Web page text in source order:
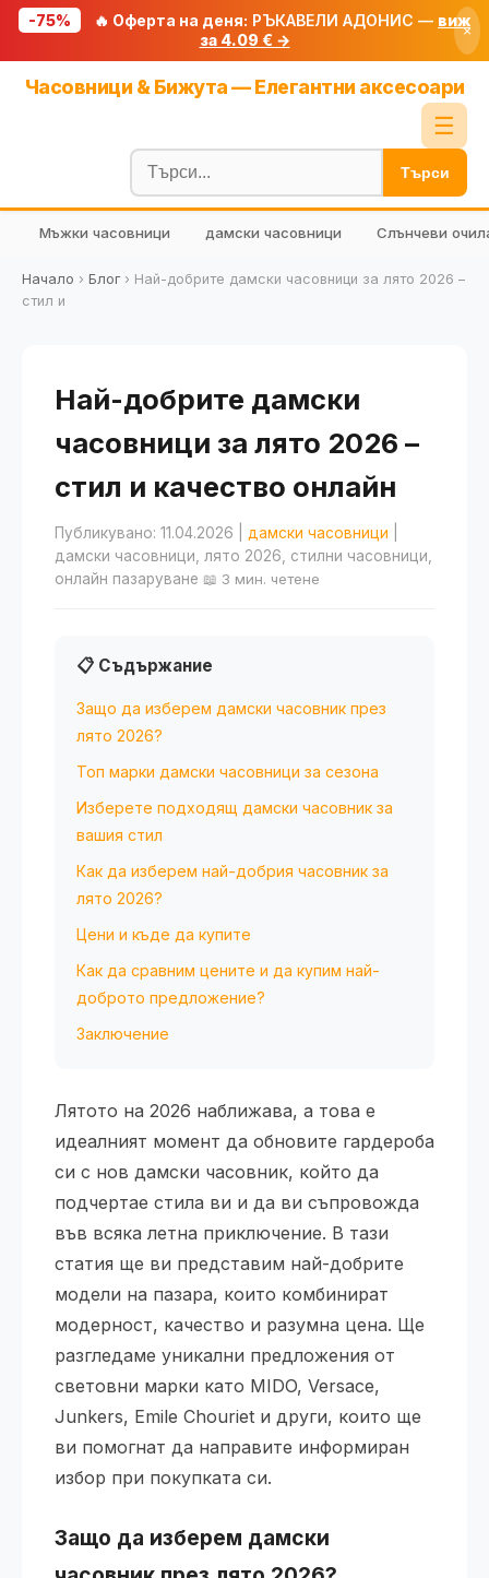
-75% 🔥 Оферта на деня: РЪКАВЕЛИ АДОНИС — виж
за 4.09 € →
×
Часовници & Бижута — Елегантни аксесоари
☰
Блог
🧮 Калкулатори
🔍 Намери продукт
🎁 Подарък
Търси
Мъжки часовници дамски часовници Слънчеви
Начало › Блог› Най-добрите дамски часовници за лято 2026 –
стил и
Най-добрите дамски
часовници за лято 2026 –
стил и качество онлайн
Публикувано: 11.04.2026 дамски часовници
дамски часовници, лято 2026, стилни часовници,
онлайн пазаруване 📖 3 мин. четене
📋 Съдържание
Защо да изберем дамски часовник през
лято 2026?
Топ марки дамски часовници за сезона
Изберете подходящ дамски часовник за
вашия стил
Как да изберем най-добрия часовник за
лято 2026?
Цени и къде да купите
Как да сравним цените и да купим най-
доброто предложение?
Заключение
Лятото на 2026 наближава, а това е
идеалният момент да обновите гардероба
си с нов дамски часовник, който да
подчертае стила ви и да ви съпровожда
във всяка летна приключение. В тази
статия ще ви представим най-добрите
модели на пазара, които комбинират
модерност, качество и разумна цена. Ще
разгледаме уникални предложения от
световни марки като MIDO, Versace,
Junkers, Emile Chouriet и други, които ще
ви помогнат да направите информиран
избор при покупката си.
Защо да изберем дамски